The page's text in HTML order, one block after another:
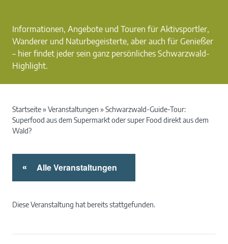
Informationen, Angebote und Touren für Aktivsportler,
Wanderer und Naturbegeisterte, aber auch für Genießer
– hier findet jeder sein ganz persönliches Schwarzwald-
Highlight.
Startseite» Veranstaltungen » Schwarzwald-Guide-Tour:
Superfood aus dem Supermarkt oder super Food direkt aus dem
Wald?
« Alle Veranstaltungen
Diese Veranstaltung hat bereits stattgefunden.